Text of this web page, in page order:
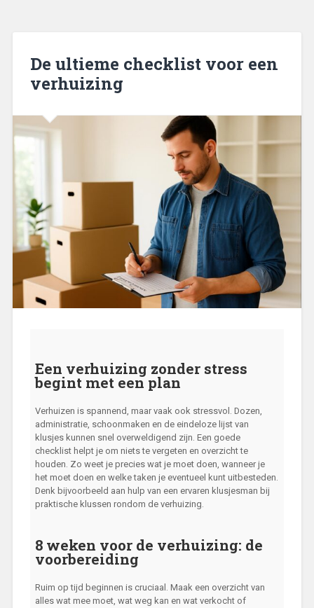
De ultieme checklist voor een
verhuizing
Een verhuizing zonder stress
begint met een plan
Verhuizen is spannend, maar vaak ook stressvol. Dozen,
administratie, schoonmaken en de eindeloze lijst van
klusjes kunnen snel overweldigend zijn. Een goede
checklist helpt je om niets te vergeten en overzicht te
houden. Zo weet je precies wat je moet doen, wanneer je
het moet doen en welke taken je eventueel kunt uitbesteden.
Denk bijvoorbeeld aan hulp van een ervaren klusjesman bij
praktische klussen rondom de verhuizing.
8 weken voor de verhuizing: de
voorbereiding
Ruim op tijd beginnen is cruciaal. Maak een overzicht van
alles wat mee moet, wat weg kan en wat verkocht of